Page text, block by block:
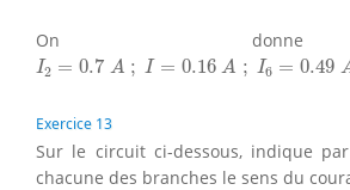
On
I2 = 0.7 A ; I = 0.16 A ; I6 = 0.49
I2 0.7 A I = 0.16 A I6 = 0.49 I7 =
Exercice 13
Sur le circuit ci-dessous, indique
chacune des branches le sens du